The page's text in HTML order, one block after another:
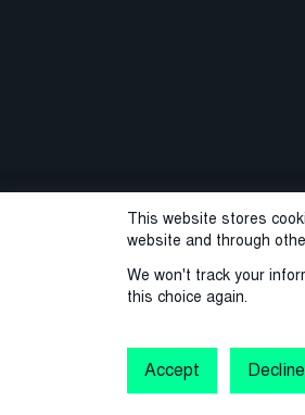
This website stores
website and through
We won't track your
this choice again.
Accept Decline
Varslingstjeneste